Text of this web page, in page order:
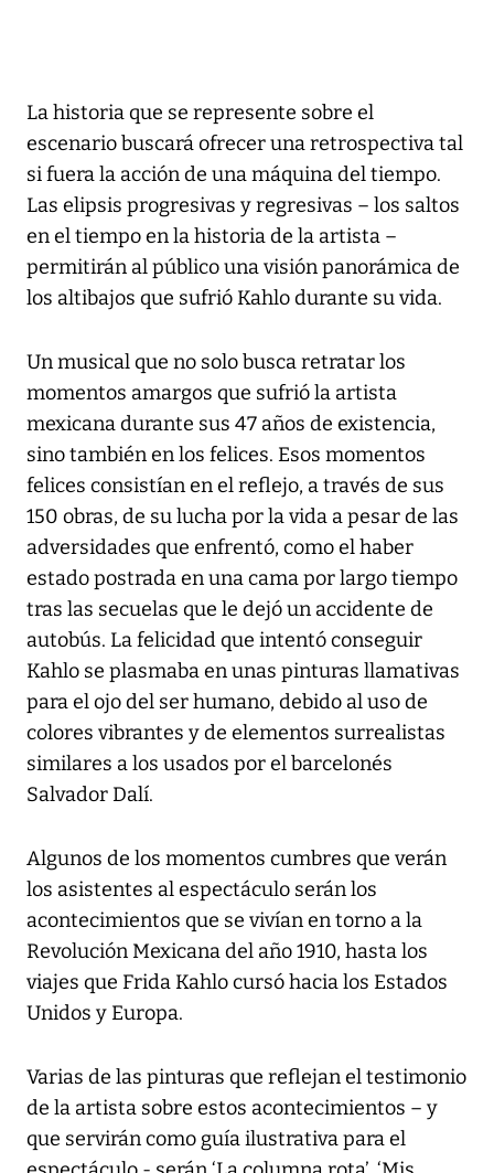
La historia que se represente sobre el
escenario buscará ofrecer una retrospectiva tal
si fuera la acción de una máquina del tiempo.
Las elipsis progresivas y regresivas – los saltos
en el tiempo en la historia de la artista –
permitirán al público una visión panorámica de
los altibajos que sufrió Kahlo durante su vida.
Un musical que no solo busca retratar los
momentos amargos que sufrió la artista
mexicana durante sus 47 años de existencia,
sino también en los felices. Esos momentos
felices consistían en el reflejo, a través de sus
150 obras, de su lucha por la vida a pesar de las
adversidades que enfrentó, como el haber
estado postrada en una cama por largo tiempo
tras las secuelas que le dejó un accidente de
autobús. La felicidad que intentó conseguir
Kahlo se plasmaba en unas pinturas llamativas
para el ojo del ser humano, debido al uso de
colores vibrantes y de elementos surrealistas
similares a los usados por el barcelonés
Salvador Dalí.
Algunos de los momentos cumbres que verán
los asistentes al espectáculo serán los
acontecimientos que se vivían en torno a la
Revolución Mexicana del año 1910, hasta los
viajes que Frida Kahlo cursó hacia los Estados
Unidos y Europa.
Varias de las pinturas que reflejan el testimonio
de la artista sobre estos acontecimientos – y
que servirán como guía ilustrativa para el